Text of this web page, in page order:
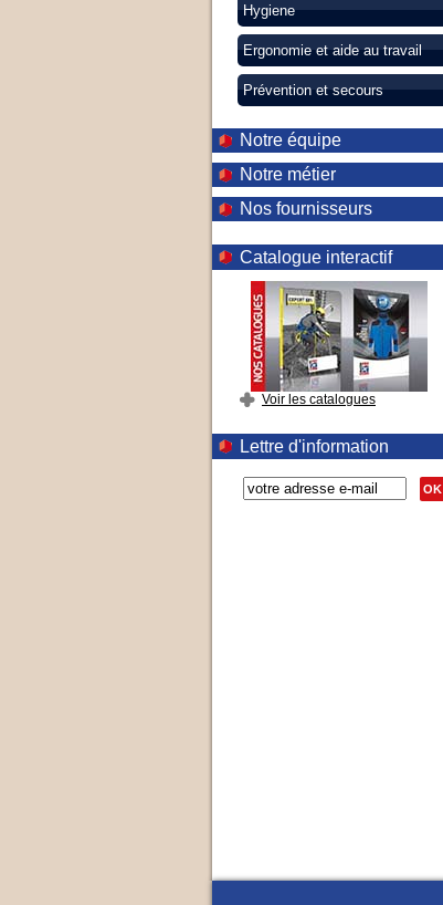
Hygiene
Ergonomie et aide au travail
Prévention et secours
Notre équipe
Notre métier
Nos fournisseurs
Catalogue interactif
Voir les catalogues
Lettre d'information
OK